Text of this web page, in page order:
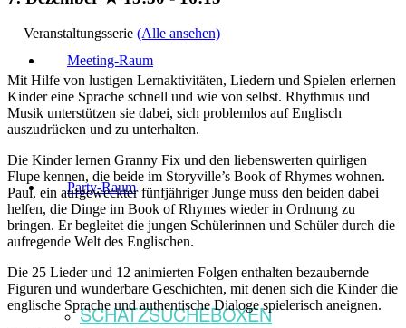
Meeting-Raum
Party-Raum
SCHATZSUCHEBOXEN
Veranstaltungsserie (Alle ansehen)
Mit Hilfe von lustigen Lernaktivitäten, Liedern und Spielen erlernen
Kinder eine Sprache schnell und wie von selbst. Rhythmus und
Musik unterstützen sie dabei, sich problemlos auf Englisch
auszudrücken und zu unterhalten.
Die Kinder lernen Granny Fix und den liebenswerten quirligen
Flupe kennen, die beide im Storyville’s Book of Rhymes wohnen.
Paul, ein aufgeweckter fünfjähriger Junge muss den beiden dabei
helfen, die Dinge im Book of Rhymes wieder in Ordnung zu
bringen. Er begleitet die jungen Schülerinnen und Schüler durch die
aufregende Welt des Englischen.
Die 25 Lieder und 12 animierten Folgen enthalten bezaubernde
Figuren und wunderbare Geschichten, mit denen sich die Kinder die
englische Sprache und authentische Dialoge spielerisch aneignen.